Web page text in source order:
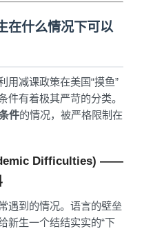
在什么情况下可以
用减课政策在美国“摸鱼”
件有着极其严苛的分类。
件的情况，被严格限制在
Difficulties) ——
遇到的情况。语言的壁垒
新生一个结结实实的“下